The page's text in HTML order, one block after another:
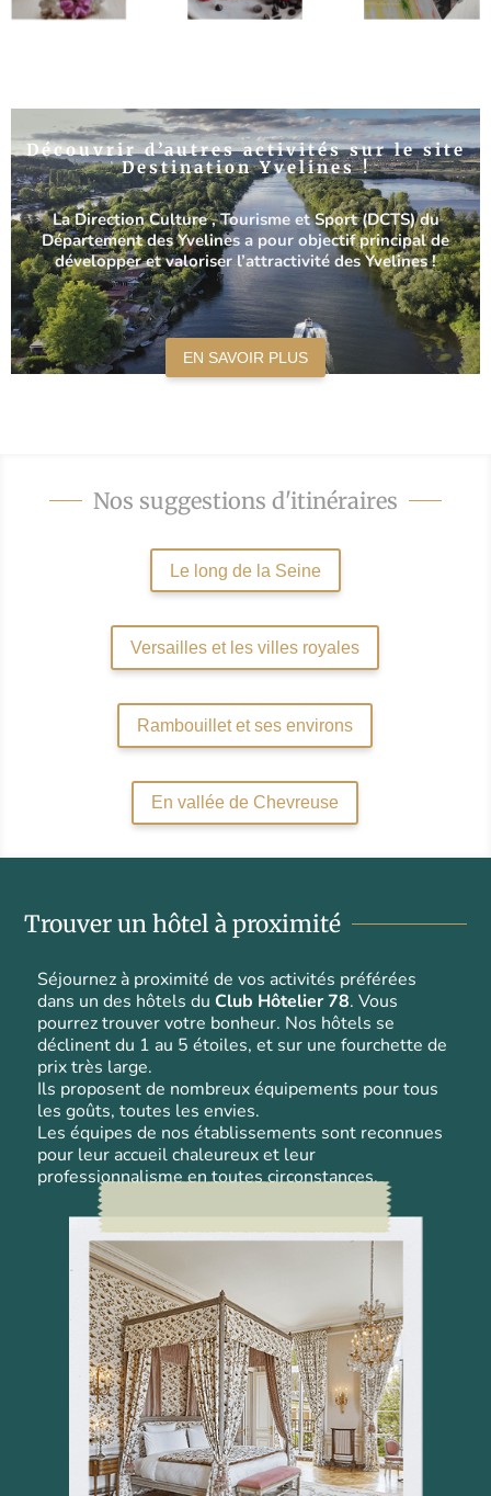
Découvrir d’autres activités sur le site
Destination Yvelines !
La Direction Culture , Tourisme et Sport (DCTS)du
Département des Yvelines a pour objectif principal de
développer et valoriser l’attractivité des Yvelines !
EN SAVOIR PLUS
Nos suggestions d'itinéraires
Le long de la Seine
Versailles et les villes royales
Rambouillet et ses environs
En vallée de Chevreuse
Trouver un hôtel à proximité
Séjournez à proximité de vos activités préférées
dans un des hôtels du Club Hôtelier 78. Vous
pourrez trouver votre bonheur. Nos hôtels se
déclinent du 1 au 5 étoiles, et sur une fourchette de
prix très large.
Ils proposent de nombreux équipements pour tous
les goûts, toutes les envies.
Les équipes de nos établissements sont reconnues
pour leur accueil chaleureux et leur
professionnalisme en toutes circonstances.